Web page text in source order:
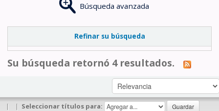
Búsqueda avanzada
Refinar su búsqueda
Su búsqueda retornó 4 resultados.
| | Seleccionar títulos para: